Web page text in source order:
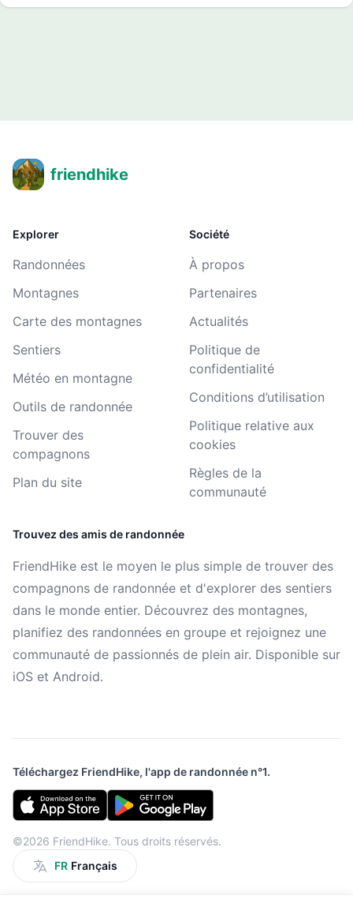
friendhike
Explorer
Randonnées
Montagnes
Carte des montagnes
Sentiers
Météo en montagne
Outils de randonnée
Trouver des
compagnons
Plan du site
Société
À propos
Partenaires
Actualités
Politique de
confidentialité
Conditions d’utilisation
Politique relative aux
cookies
Règles de la
communauté
Trouvez des amis de randonnée
FriendHike est le moyen le plus simple de trouver des
compagnons de randonnée et d'explorer des sentiers
dans le monde entier. Découvrez des montagnes,
planifiez des randonnées en groupe et rejoignez une
communauté de passionnés de plein air. Disponible sur
iOS et Android.
Téléchargez FriendHike, l'app de randonnée n°1.
©2026 FriendHike. Tous droits réservés.
FR Français